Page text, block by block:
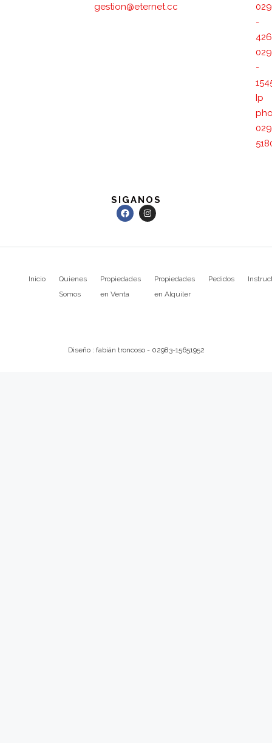
gestion@eternet.cc
-
-
Ip
SIGANOS
Inicio
Quienes
Somos
Propiedades
en Venta
Propiedades
en Alquiler
Pedidos
Diseño : fabián troncoso - 02983-15651952